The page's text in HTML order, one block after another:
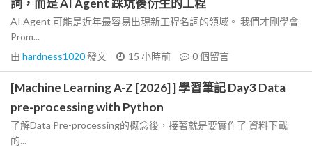
詞，而是 AI Agent 踩坑後衍生的工程
AI Agent 可能是近年最容易出現新工程名詞的領域。 我們才剛學會
Prom...
由 hardness1020發文 15 小時前 0個留言
[Machine Learning A-Z [2026] ] 學習筆記 Day3 Data
pre-processing with Python
了解Data Pre-processing的概念後，接著就是要實作了 資料下載
的...